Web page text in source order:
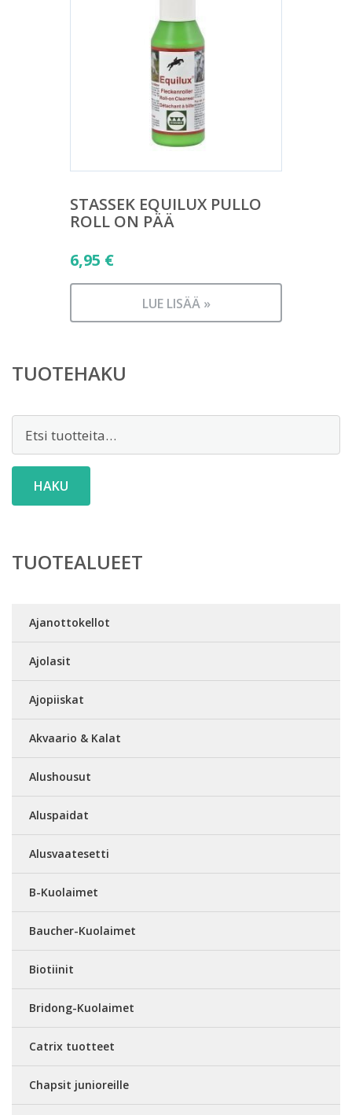
STASSEK EQUILUX PULLO
ROLL ON PÄÄ
6,95 €
LUE LISÄÄ »
TUOTEHAKU
HAKU
TUOTEALUEET
Ajanottokellot
Ajolasit
Ajopiiskat
Akvaario & Kalat
Alushousut
Aluspaidat
Alusvaatesetti
B-Kuolaimet
Baucher-Kuolaimet
Biotiinit
Bridong-Kuolaimet
Catrix tuotteet
Chapsit junioreille